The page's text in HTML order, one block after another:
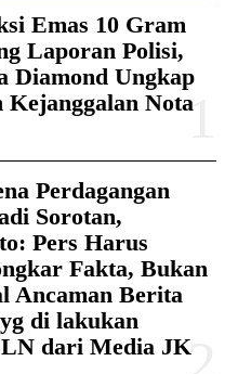
Emas 10 Gram
Laporan Polisi,
Diamond Ungkap
Kejanggalan Nota
Perdagangan
Sorotan,
Pers Harus
Fakta, Bukan
Ancaman Berita
di lakukan
dari Media JK